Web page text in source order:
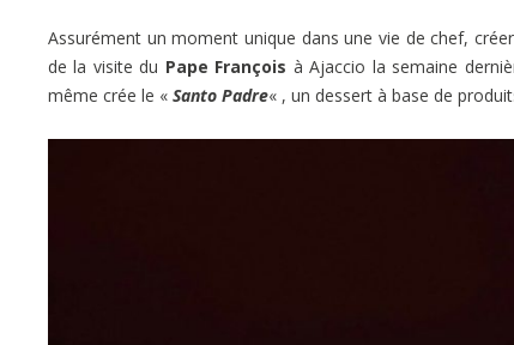
Assurément un moment unique dans une vie de chef,
de la visite du Pape François à Ajaccio la semaine
même crée le « Santo Padre« , un dessert à base de